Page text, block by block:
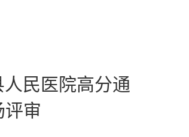
民医院高分通
评审